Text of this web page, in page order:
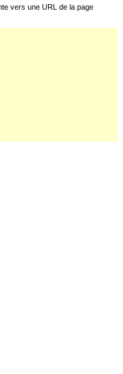
vers une URL de la page